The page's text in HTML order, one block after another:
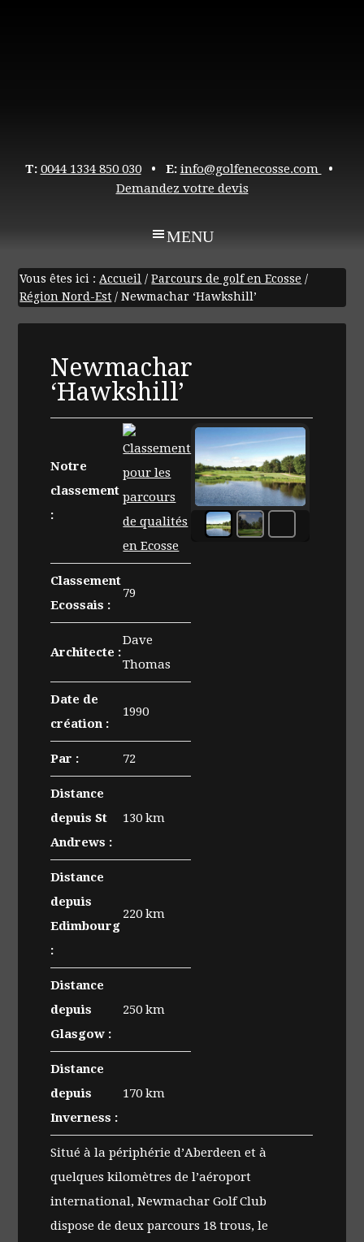
T: 0044 1334 850 030• E: info@golfenecosse.com
•
Demandez votre devis
Vous êtes ici :Accueil / Parcours de golf en Ecosse /
Région Nord-Est / Newmachar ‘Hawkshill’
Newmachar
‘Hawkshill’
Notre
classement
:
Obstacle
d'eau
Classement
Ecossais :
79
Architecte :
Dave
Thomas
Date de
création :
1990
Par : 72
Distance
depuis St
Andrews :
130 km
Distance
depuis
Edimbourg
:
220 km
Distance
depuis
Glasgow :
250 km
Distance
depuis
Inverness :
170 km
Situé à la périphérie d’Aberdeen et à
quelques kilomètres de l’aéroport
international, Newmachar Golf Club
dispose de deux parcours 18 trous, le